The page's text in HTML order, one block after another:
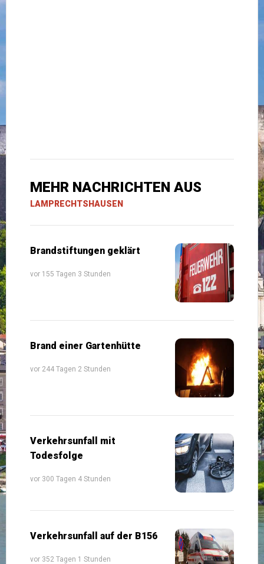
MEHR NACHRICHTEN AUS
LAMPRECHTSHAUSEN
Brandstiftungen geklärt
vor 155 Tagen 3 Stunden
Brand einer Gartenhütte
vor 244 Tagen 2 Stunden
Verkehrsunfall mit
Todesfolge
vor 300 Tagen 4 Stunden
Verkehrsunfall auf der B156
vor 352 Tagen 1 Stunden